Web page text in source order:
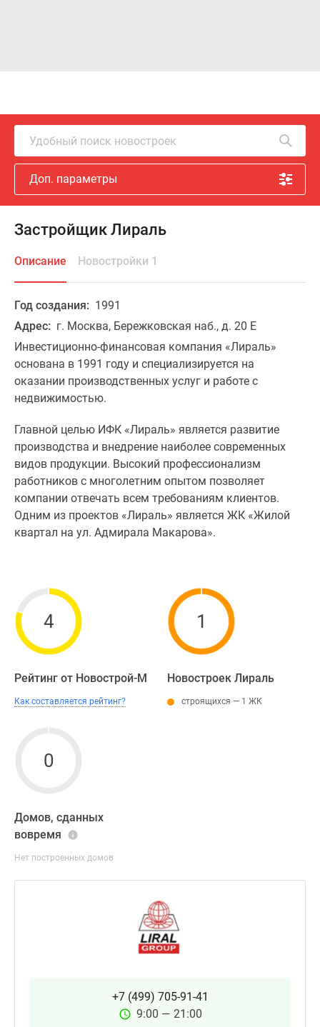
Удобный поиск новостроек
Доп. параметры
Застройщик Лираль
Описание Новостройки 1
Год создания: 1991
Адрес: г. Москва, Бережковская наб., д. 20 Е
Инвестиционно-финансовая компания «Лираль»
основана в 1991 году и специализируется на
оказании производственных услуг и работе с
недвижимостью.
Главной целью ИФК «Лираль» является развитие
производства и внедрение наиболее современных
видов продукции. Высокий профессионализм
работников с многолетним опытом позволяет
компании отвечать всем требованиям клиентов.
Одним из проектов «Лираль» является ЖК «Жилой
квартал на ул. Адмирала Макарова».
4
Рейтинг от Новострой-М
Как составляется рейтинг?
1
Новостроек Лираль
строящихся — 1 ЖК
0
Домов, сданных
вовремя
Нет построенных домов
+7 (499) 705-91-41
9:00 — 21:00